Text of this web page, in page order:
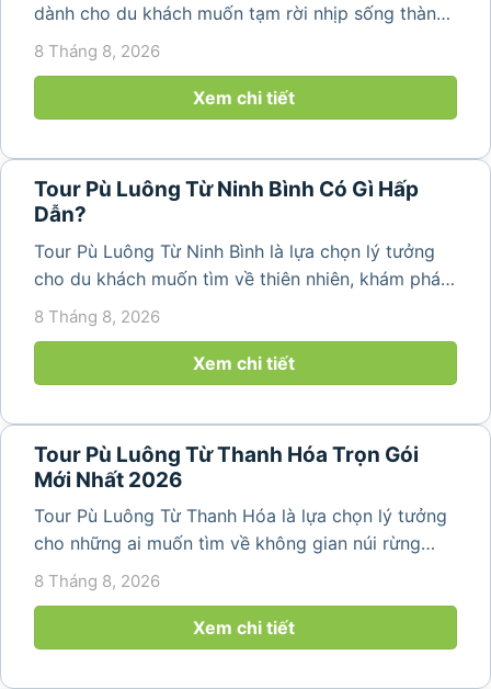
dành cho du khách muốn tạm rời nhịp sống thành
phố để tìm về không gian núi rừng trong lành,
thang đặc trưng. Từ...
8 Tháng 8, 2026
Xem chi tiết
Tour Pù Luông Từ Ninh Bình Có Gì Hấp
Dẫn?
Tour Pù Luông Từ Ninh Bình là lựa chọn lý tưởng
cho du khách muốn tìm về thiên nhiên, khám phá
bản làng và tận hưởng không gian nghỉ dưỡng yên
bình. Với lịch trình 2N1Đ hoặc 3N2Đ, hành trình có
8 Tháng 8, 2026
Xem chi tiết
Tour Pù Luông Từ Thanh Hóa Trọn Gói
Mới Nhất 2026
Tour Pù Luông Từ Thanh Hóa là lựa chọn lý tưởng
cho những ai muốn tìm về không gian núi rừng
trong lành, ruộng bậc thang xanh mướt và những
ngày. Không cần di chuyển...
8 Tháng 8, 2026
Xem chi tiết